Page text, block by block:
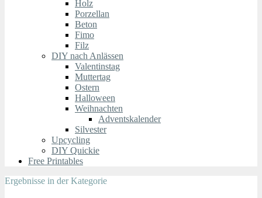
Holz
Porzellan
Beton
Fimo
Filz
DIY nach Anlässen
Valentinstag
Muttertag
Ostern
Halloween
Weihnachten
Adventskalender
Silvester
Upcycling
DIY Quickie
Free Printables
Ergebnisse in der Kategorie